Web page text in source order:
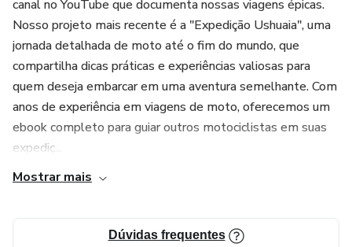
normal.
Veja o depoimento do @Cruzdemalta1
"Meu amigo, você descobriu a roda 2.0
Excepcional ideia: "rebocar a moto em uma camionete nos
73 Malditos". Vou fazer o mesmo. Vc é o cara. Abraço."
@Cruzdemalta1
canal no YouTube que documenta nossas viagens épicas.
Nosso projeto mais recente é a "Expedição Ushuaia", uma
jornada detalhada de moto até o fim do mundo, que
compartilha dicas práticas e experiências valiosas para
quem deseja embarcar em uma aventura semelhante. Com
anos de experiência em viagens de moto, oferecemos um
ebook completo para guiar outros motociclistas em suas
expediç...
Mostrar mais
Dúvidas frequentes